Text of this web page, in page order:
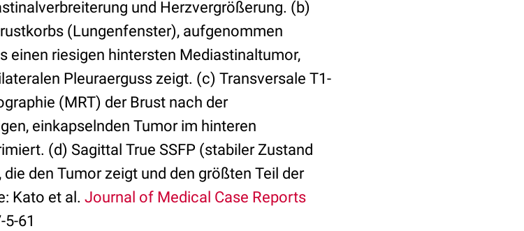
und Herzvergrößerung. (b)
(Lungenfenster), aufgenommen
einen riesigen hintersten Mediastinaltumor,
Pleuraerguss zeigt. (c) Transversale T1-
(MRT) der Brust nach der
einkapselnden Tumor im hinteren
(d) Sagittal True SSFP (stabiler Zustand
den Tumor zeigt und den größten Teil der
Kato et al. Journal of Medical Case Reports
61